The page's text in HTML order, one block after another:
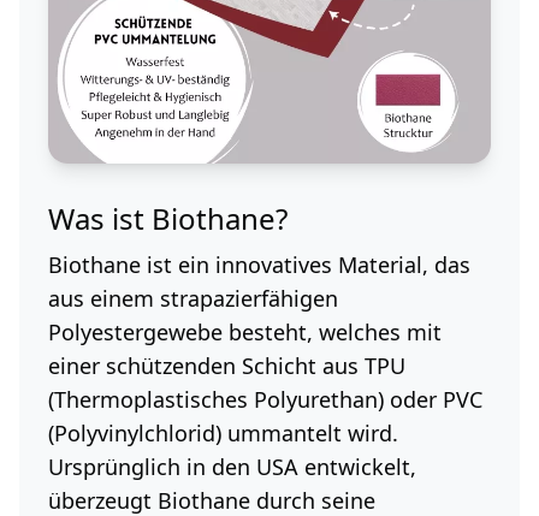
Was ist Biothane?
Biothane ist ein innovatives Material, das
aus einem strapazierfähigen
Polyestergewebe besteht, welches mit
einer schützenden Schicht aus TPU
(Thermoplastisches Polyurethan) oder PVC
(Polyvinylchlorid) ummantelt wird.
Ursprünglich in den USA entwickelt,
überzeugt Biothane durch seine